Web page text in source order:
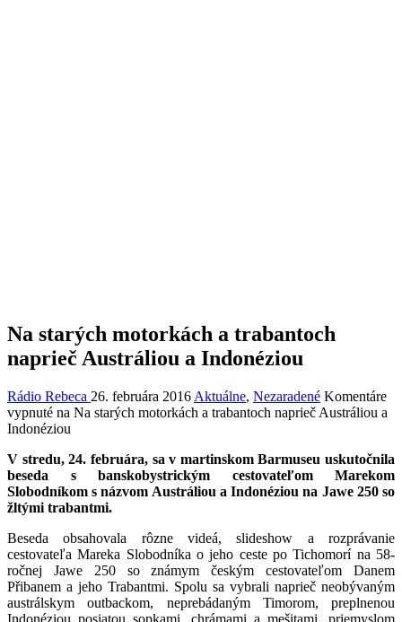
Na starých motorkách a trabantoch
naprieč Austráliou a Indonéziou
Rádio Rebeca 26. februára 2016 Aktuálne, Nezaradené Komentáre
vypnuté na Na starých motorkách a trabantoch naprieč Austráliou a
Indonéziou
V stredu, 24. februára, sa v martinskom Barmuseu uskutočnila
beseda s banskobystrickým cestovateľom Marekom
Slobodníkom s názvom Austráliou a Indonéziou na Jawe 250 so
žltými trabantmi.
Beseda obsahovala rôzne videá, slideshow a rozprávanie
cestovateľa Mareka Slobodníka o jeho ceste po Tichomorí na 58-
ročnej Jawe 250 so známym českým cestovateľom Danem
Přibanem a jeho Trabantmi. Spolu sa vybrali naprieč neobývaným
austrálskym outbackom, neprebádaným Timorom, preplnenou